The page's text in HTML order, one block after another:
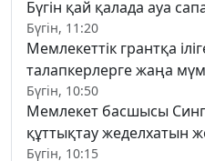
Бүгін қай қалада ауа
Бүгін, 11:20
Мемлекеттік грантқа
талапкерлерге жаңа
Бүгін, 10:50
Мемлекет басшысы
құттықтау жеделхатын
Бүгін, 10:15